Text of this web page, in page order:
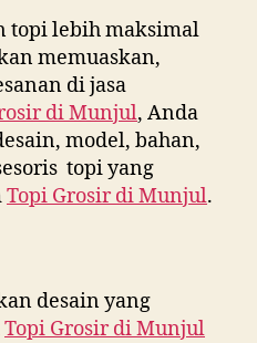
topi lebih maksimal
memuaskan,
di jasa
diMunjul, Anda
model, bahan,
topi yang
Topi Grosir diMunjul.
desain yang
Topi Grosir diMunjul